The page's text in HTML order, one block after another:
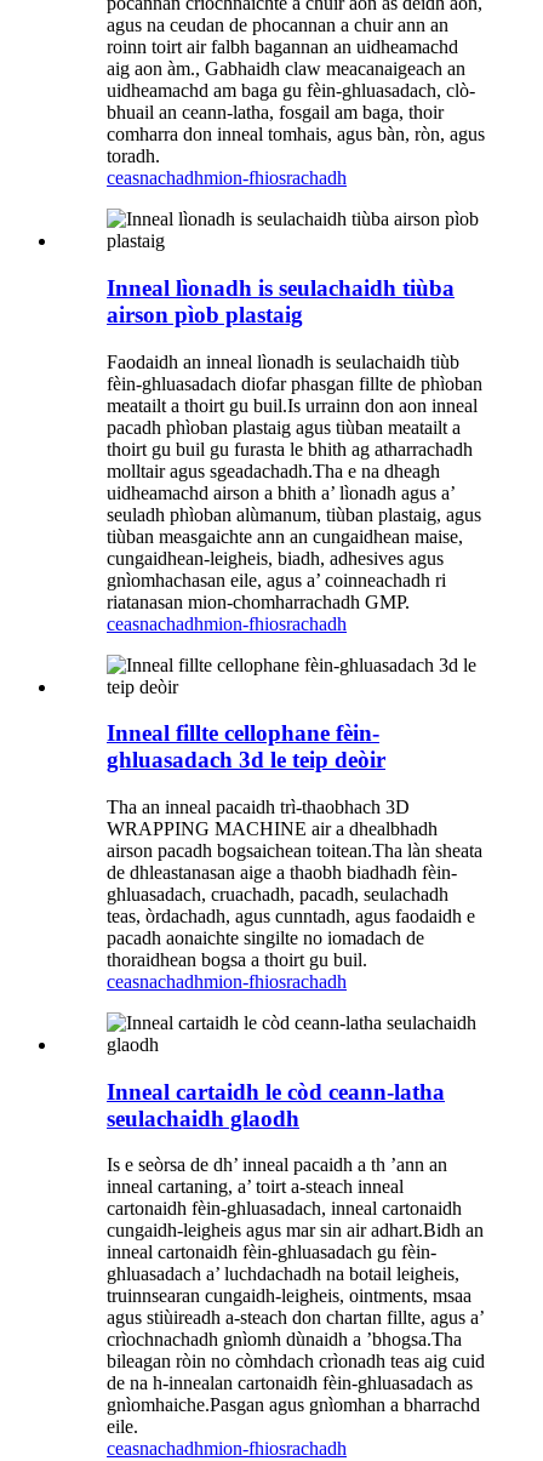
agus na ceudan de phocannan a chuir ann an
roinn toirt air falbh bagannan an uidheamachd
aig aon àm., Gabhaidh claw meacanaigeach an
uidheamachd am baga gu fèin-ghluasadach, clò-
bhuail an ceann-latha, fosgail am baga, thoir
comharra don inneal tomhais, agus bàn, ròn, agus
toradh.
ceasnachadhmion-fhiosrachadh
Inneal lìonadh is seulachaidh tiùba
airson pìob plastaig
Faodaidh an inneal lìonadh is seulachaidh tiùb
fèin-ghluasadach diofar phasgan fillte de phìoban
meatailt a thoirt gu buil.Is urrainn don aon inneal
pacadh phìoban plastaig agus tiùban meatailt a
thoirt gu buil gu furasta le bhith ag atharrachadh
molltair agus sgeadachadh.Tha e na dheagh
uidheamachd airson a bhith a’ lìonadh agus a’
seuladh phìoban alùmanum, tiùban plastaig, agus
tiùban measgaichte ann an cungaidhean maise,
cungaidhean-leigheis, biadh, adhesives agus
gnìomhachasan eile, agus a’ coinneachadh ri
riatanasan mion-chomharrachadh GMP.
ceasnachadhmion-fhiosrachadh
Inneal fillte cellophane fèin-
ghluasadach 3d le teip deòir
Tha an inneal pacaidh trì-thaobhach 3D
WRAPPING MACHINE air a dhealbhadh
airson pacadh bogsaichean toitean.Tha làn sheata
de dhleastanasan aige a thaobh biadhadh fèin-
ghluasadach, cruachadh, pacadh, seulachadh
teas, òrdachadh, agus cunntadh, agus faodaidh e
pacadh aonaichte singilte no iomadach de
thoraidhean bogsa a thoirt gu buil.
ceasnachadhmion-fhiosrachadh
Inneal cartaidh le còd ceann-latha
seulachaidh glaodh
Is e seòrsa de dh’ inneal pacaidh a th ’ann an
inneal cartaning, a’ toirt a-steach inneal
cartonaidh fèin-ghluasadach, inneal cartonaidh
cungaidh-leigheis agus mar sin air adhart.Bidh an
inneal cartonaidh fèin-ghluasadach gu fèin-
ghluasadach a’ luchdachadh na botail leigheis,
truinnsearan cungaidh-leigheis, ointments, msaa
agus stiùireadh a-steach don chartan fillte, agus a’
crìochnachadh gnìomh dùnaidh a ’bhogsa.Tha
bileagan ròin no còmhdach crìonadh teas aig cuid
de na h-innealan cartonaidh fèin-ghluasadach as
gnìomhaiche.Pasgan agus gnìomhan a bharrachd
eile.
ceasnachadhmion-fhiosrachadh